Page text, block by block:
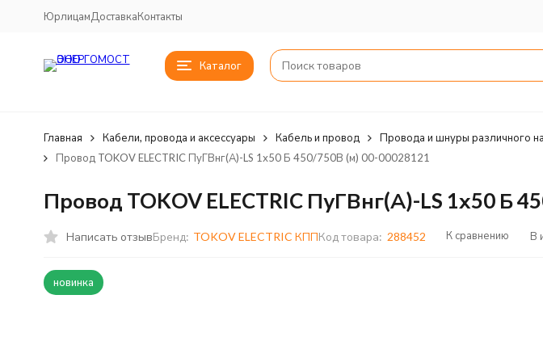
ЮрлицамДоставкаКонтакты
Каталог
Главная Кабели, провода и аксессуары Кабель и провод Провода и шнуры различного
Провод TOKOV ELECTRIC ПуГВнг(А)-LS 1х50 Б 450/750В (м) 00-00028121
Провод TOKOV ELECTRIC ПуГВнг(А)-LS 1х50 Б
Написать отзывБренд: TOKOV ELECTRIC КППКод товара: 288452 К сравнению В
новинка